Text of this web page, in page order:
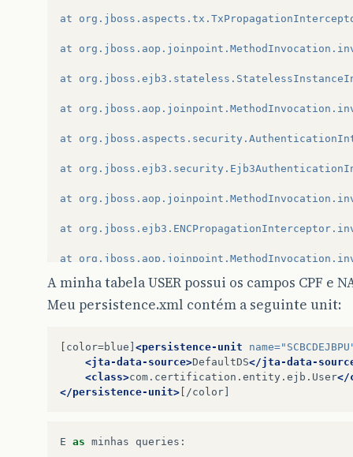
at
at
at
at
at
at
at
at
at
at
at
at
at $Proxy83.findByCpf(Unknown Source)
A minha tabela USER possui os campos CPF e
Meu persistence.xml contém a seguinte unit:
[color=blue] <persistence-unit name=
<jta-data-source>DefaultDS</jta-data-
<class>com.certification.entity.ejb.User</
</persistence-unit>
E as minhas queries :